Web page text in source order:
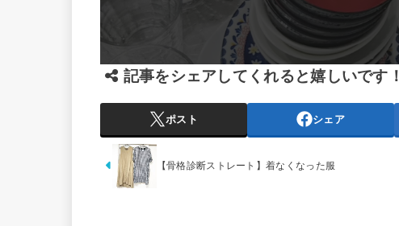
記事をシェアしてくれると嬉しいです！
ポスト シェア
【骨格診断ストレート】着なくなった服